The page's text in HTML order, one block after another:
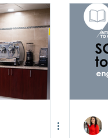
and Tisanes